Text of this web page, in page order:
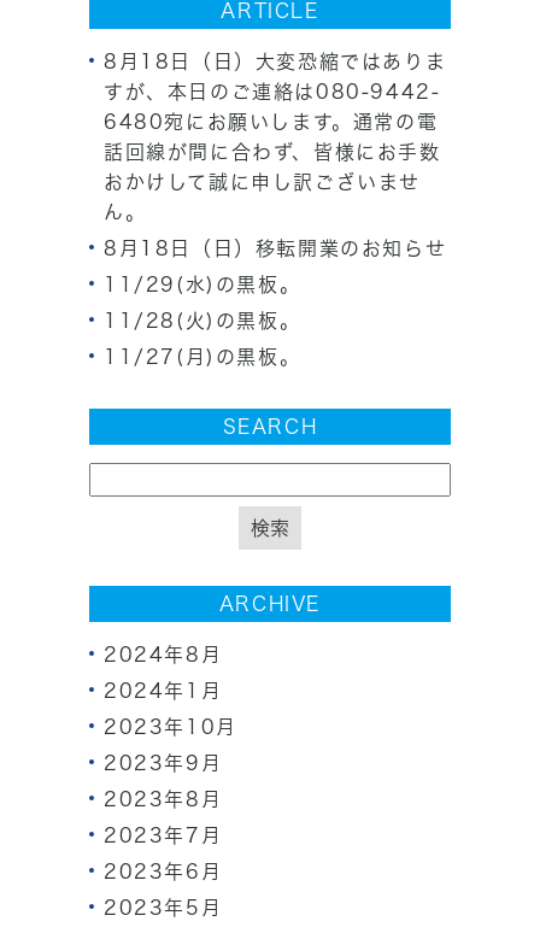
ARTICLE
8月18日（日）大変恐縮ではありま
すが、本日のご連絡は080-9442-
6480宛にお願いします。通常の電
話回線が間に合わず、皆様にお手数
おかけして誠に申し訳ございませ
ん。
8月18日（日）移転開業のお知らせ
11/29(水)の黒板。
11/28(火)の黒板。
11/27(月)の黒板。
SEARCH
ARCHIVE
2024年8月
2024年1月
2023年10月
2023年9月
2023年8月
2023年7月
2023年6月
2023年5月